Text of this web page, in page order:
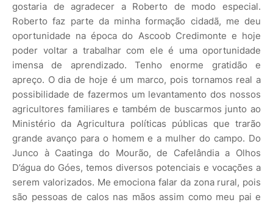
gostaria de agradecer a Roberto de modo especial.
Roberto faz parte da minha formação cidadã, me deu
oportunidade na época do Ascoob Credimonte e hoje
poder voltar a trabalhar com ele é uma oportunidade
imensa de aprendizado. Tenho enorme gratidão e
apreço. O dia de hoje é um marco, pois tornamos real a
possibilidade de fazermos um levantamento dos nossos
agricultores familiares e também de buscarmos junto ao
Ministério da Agricultura políticas públicas que trarão
grande avanço para o homem e a mulher do campo. Do
Junco à Caatinga do Mourão, de Cafelândia a Olhos
D’água do Góes, temos diversos potenciais e vocações a
serem valorizados. Me emociona falar da zona rural, pois
são pessoas de calos nas mãos assim como meu pai e